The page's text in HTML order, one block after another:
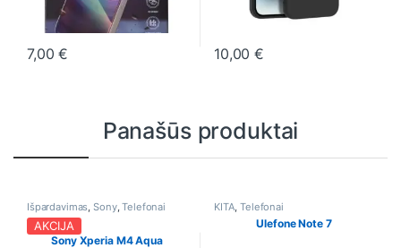
7,00€ 10,00€
Panašūs produktai
Išpardavimas,Sony,Telefonai
AKCIJA
Sony Xperia M4 Aqua
KITA,Telefonai
Ulefone Note 7